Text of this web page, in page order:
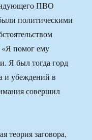
ПВО
политическими
«Я помог ему
Я был тогда горд
и убеждений в
совершил
теория заговора,